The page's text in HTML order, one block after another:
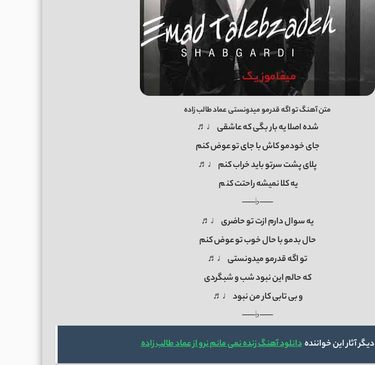
متن آهنگ تو اگه قدرمو میدونستی عماد طالب زاده
شده اصلا یه بار بگی که عاشقی ♩♬
جای خودمو کاش با جای تو عوض کنم
پلای پشت سرتو باید خراب کنم ♩♬
یه کلا نمیشه راحتت کنم
──♭──
یه سوال دارم ازت تو حاضری ♩♬
حال بدمو با حال خوب تو عوض کنم
تو اگه قدرمو میدونستی ♩♬
که حالم این نبود شب و شبگردی
و بی تابی کار من نبود ♩♬
──♭──
دیگر آثار این خوانندهدانلود آهنگ زنده نمی مانم نرو از عماد طالب زاده